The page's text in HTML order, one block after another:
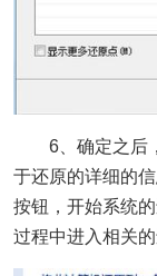
6、确定之后，
于还原的详细的
按钮，开始系统
过程中进入相关的